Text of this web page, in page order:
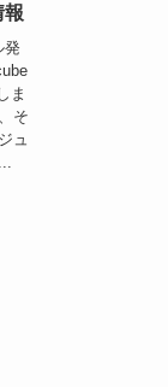
報
発
ま
そ
ュ